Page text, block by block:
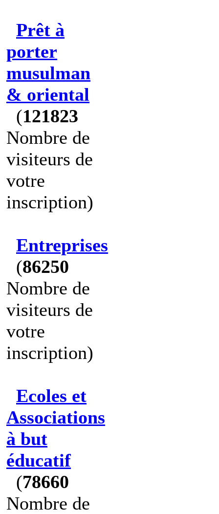
Prêt à
porter
musulman
& oriental
(121823
Nombre de
visiteurs de
votre
inscription)
Entreprises
(86250
Nombre de
visiteurs de
votre
inscription)
Ecoles et
Associations
à but
éducatif
(78660
Nombre de